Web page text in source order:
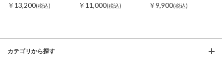
￥13,200(税込) ￥11,000(税込) ￥9,900(税込)
カテゴリから探す